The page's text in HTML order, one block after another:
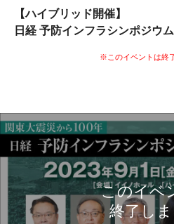
【ハイブリッド開催】
日経 予防インフラシンポジウム